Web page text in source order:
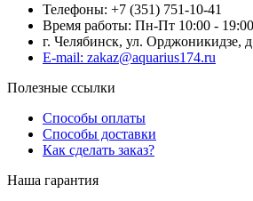
Телефоны: +7 (351) 751-10-41
Время работы: Пн-Пт 10:00 - 19:00
г. Челябинск, ул. Орджоникидзе,
E-mail: zakaz@aquarius174.ru
Полезные ссылки
Способы оплаты
Способы доставки
Как сделать заказ?
Наша гарантия